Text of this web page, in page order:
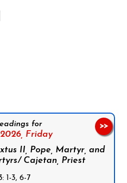
for
Friday
II, Pope, Martyr, and
Cajetan, Priest
1-3, 6-7
>>